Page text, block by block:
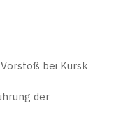
bei Kursk
der